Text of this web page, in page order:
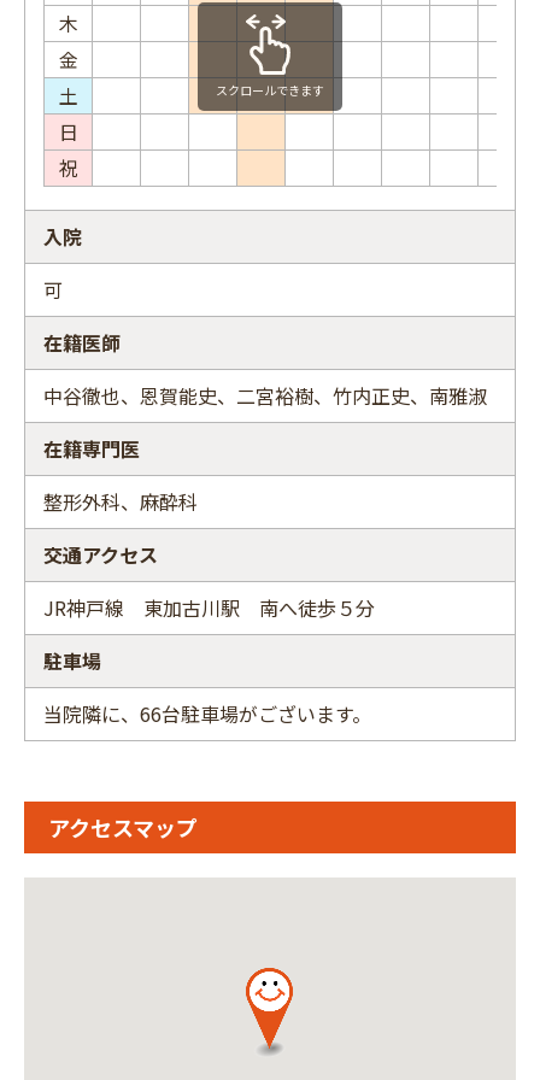
木
金
土
日
祝
スクロールできます
入院
可
在籍医師
中谷徹也、恩賀能史、二宮裕樹、竹内正史、南雅淑
在籍専門医
整形外科、麻酔科
交通アクセス
JR神戸線 東加古川駅 南へ徒歩５分
駐車場
当院隣に、66台駐車場がございます。
アクセスマップ